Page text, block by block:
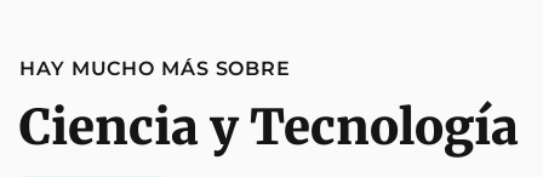
HAY MUCHO MÁS SOBRE
Ciencia y Tecnología